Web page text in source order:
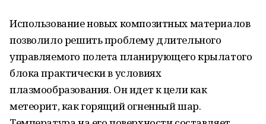
Использование новых композитных материалов
позволило решить проблему длительного
управляемого полета планирующего крылатого
блока практически в условиях
плазмообразования. Он идет к цели как
метеорит, как горящий огненный шар.